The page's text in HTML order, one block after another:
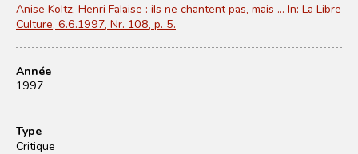
Anise Koltz, Henri Falaise : ils ne chantent pas, mais ... In: La Libre
Culture, 6.6.1997, Nr. 108, p. 5.
Année
1997
Type
Critique